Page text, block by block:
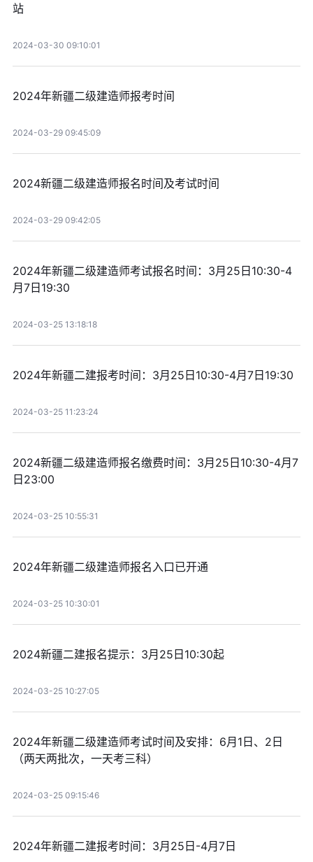
站
2024-03-30 09:10:01
2024年新疆二级建造师报考时间
2024-03-29 09:45:09
2024新疆二级建造师报名时间及考试时间
2024-03-29 09:42:05
2024年新疆二级建造师考试报名时间：3月25日10:30-4
月7日19:30
2024-03-25 13:18:18
2024年新疆二建报考时间：3月25日10:30-4月7日19:30
2024-03-25 11:23:24
2024新疆二级建造师报名缴费时间：3月25日10:30-4月7
日23:00
2024-03-25 10:55:31
2024年新疆二级建造师报名入口已开通
2024-03-25 10:30:01
2024新疆二建报名提示：3月25日10:30起
2024-03-25 10:27:05
2024年新疆二级建造师考试时间及安排：6月1日、2日
（两天两批次，一天考三科）
2024-03-25 09:15:46
2024年新疆二建报考时间：3月25日-4月7日